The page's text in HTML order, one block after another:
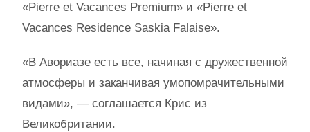
«Pierre et Vacances Premium» и «Pierre et
Vacances Residence Saskia Falaise».
«В Авориазе есть все, начиная с дружественной
атмосферы и заканчивая умопомрачительными
видами», — соглашается Крис из
Великобритании.